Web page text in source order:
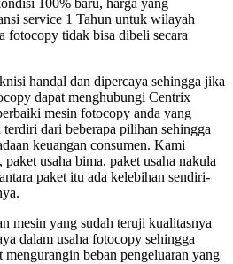
service 1 Tahun untuk wilayah
fotocopy tidak bisa dibeli secara
handal dan dipercaya sehingga jika
dapat menghubungi Centrix
mesin fotocopy anda yang
dari beberapa pilihan sehingga
keuangan consumen. Kami
usaha bima, paket usaha nakula
paket itu ada kelebihan sendiri-
mesin yang sudah teruji kualitasnya
dalam usaha fotocopy sehingga
mengurangin beban pengeluaran yang